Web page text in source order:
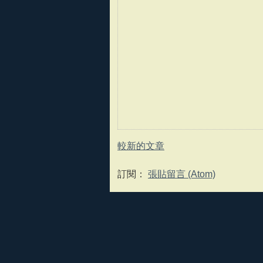
較新的文章
訂閱： 張貼留言 (Atom)